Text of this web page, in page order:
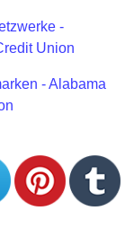
-
Union
- Alabama